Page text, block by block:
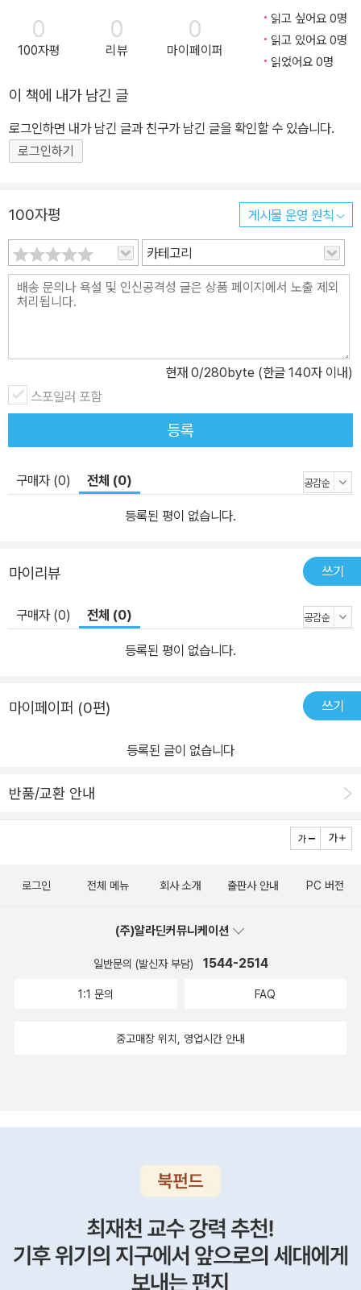
보다는 찬양해야 할 것이 더 많다는 사실만이라도 말해두기 위하여”.
이 문장을 호명한 저자는 ‘문학은 발언이며 증언이며 추억’이라는 신
념을 보탠다. 30년간 <한겨레>의 문학전문기자로서, 문학의 포화 한
까. 당대의 가장 치밀한 목소리로서 그가 목도한 문학의 다채로운 표
정들은 취재 수첩에 꼼꼼히 남았다. 이는 동일한 일을 평생 수행한 한
직업인의 경건한 기록이자 그 자체로 한국문학과 출판의 세밀한 역사
다. 장편소설 전성시대로 베스트셀러가 부각했던 1990년대, 근대문
는 젊은 시인들이 등장한 2000년대, 표절 논란, 절필 선언, 세월호,
데믹의 공세 속 새로운 흐름이 감지된 2020년대. 그가 수첩에 빼곡
하게 적은 한국문학과 출판의 흐름들을 따라가다 보면 문학계 안팎의
지도가 선명하다. 1부에서는 박완서, 황석영 등 한국문학사 안에 족적
카미 하루키의 작품에 드리운 역사 문제 등 시대의 첨예한 쟁점과 인
물들을 다루었다. 3부와 4부는 <한겨레>에 실었던 칼럼과 서평을 선
별해 엮었다. 5부에서는 김소진부터 조세희까지, 한 시대를 열고 닫
았던 작가들의 부고 기사들을 한데 모았다. 각 부 별면으로 황현산, 최
사상 최초로 북한의 문인들을 취재한 연재물 <북에서 만난 작가들>
학 수업기이자, 문학이 호위한 세계와 문화를 촘촘히 들여다볼 수 있
기자 인생의 대부분을 문학 담당으로 살았고 시간이 흐를수록 존재가
또렷해졌다. 이 책은 문학에 애정이 깊고, 직업인으로서도 긴 시간 성
이 해야만 하는 이야기를 하는 그 일을 해냈다._정혜윤(CBS PD,
뷰와 부고 기사로 읽는 한국문학 총결산 1992년 <한겨레>의 문학
들을 더할 나위 없는 행운이었다고 회고한다. 작가와 문학의 사회적
문학의 융성과 쇠퇴를 현장에서 체감한 이로서, 그 면면을 기록해야
이가 쏘아올린 작은 공》이라는 걸출한 작품을 남겼으나 끝내 침묵하
완서 선생 추모의 글, <한겨레> 기자 출신 소설가 김소진의 작품에
나타난 기자들의 모습까지 세세히 일별한다는 점이 그렇다. 또한 요
서 문학적 의미를 조명한 황석영의 《손님》론, 안도현의 시선집에 수
어에 (암묵적으로) 한정되어 번역의 한계를 뛰어넘어야 하는 노벨문
코로나 시대의 문학, 기후위기 시대, 오토픽션 논란으로 촉발된 소설
김연수, 김애란, 한강, 최은영을 거쳐 김초엽의 신작까지, 한국문학의
거듭된 성취를 가늠해볼 장을 제공한다. 특히 별면 인터뷰와 문인들
의 부고 기사는 그 자체로 한국문학사의 큰 줄기를 대변한다. 박경리,
0
100자평
0
리뷰
0
마이페이퍼
읽고 싶어요 0명
읽고 있어요 0명
읽었어요 0명
이 책에 내가 남긴 글
로그인하면 내가 남긴 글과 친구가 남긴 글을 확인할 수 있습니다.
로그인하기
100자평 게시물 운영 원칙
카테고리
현재 0/280byte (한글 140자 이내)
스포일러 포함
등록
구매자 (0) 전체 (0)
등록된 평이 없습니다.
마이리뷰 쓰기
구매자 (0) 전체 (0)
등록된 평이 없습니다.
마이페이퍼 (0편) 쓰기
등록된 글이 없습니다
반품/교환 안내
로그인 전체 메뉴 회사 소개 출판사 안내 PC 버전
(주)알라딘커뮤니케이션
일반문의 (발신자 부담) 1544-2514
1:1 문의 FAQ
중고매장 위치, 영업시간 안내